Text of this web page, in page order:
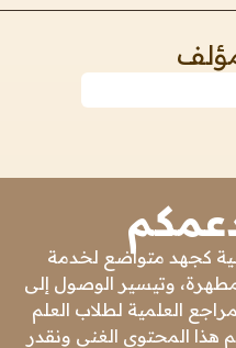
كجهد متواضع لخدمة
وتيسير الوصول إلى
العلمية لطلاب العلم
هذا المحتوى الغني ونقدر